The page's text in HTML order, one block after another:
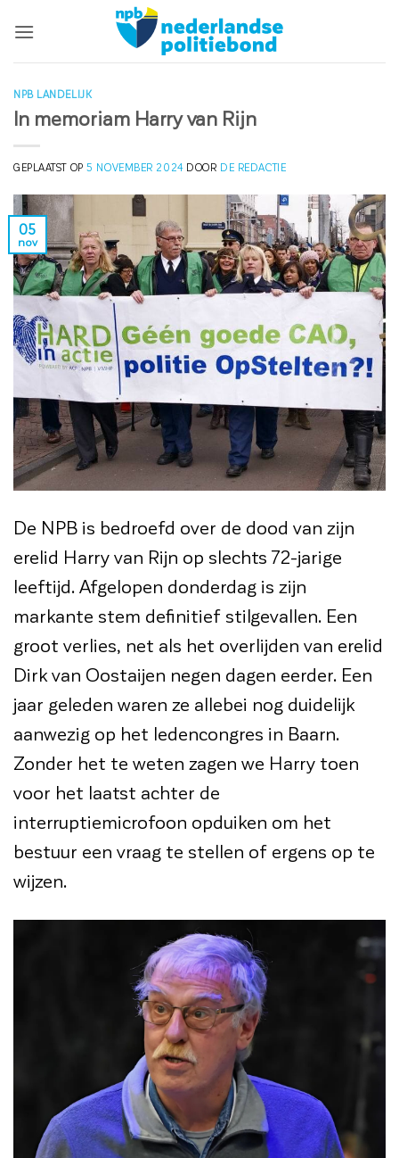
naar
NPB LANDELIJK
In memoriam Harry van Rijn
GEPLAATST OP 5 NOVEMBER 2024 DOOR DE REDACTIE
05
nov
De NPB is bedroefd over de dood van zijn
erelid Harry van Rijn op slechts 72-jarige
leeftijd. Afgelopen donderdag is zijn
markante stem definitief stilgevallen. Een
groot verlies, net als het overlijden van erelid
Dirk van Oostaijen negen dagen eerder. Een
jaar geleden waren ze allebei nog duidelijk
aanwezig op het ledencongres in Baarn.
Zonder het te weten zagen we Harry toen
voor het laatst achter de
interruptiemicrofoon opduiken om het
bestuur een vraag te stellen of ergens op te
wijzen.